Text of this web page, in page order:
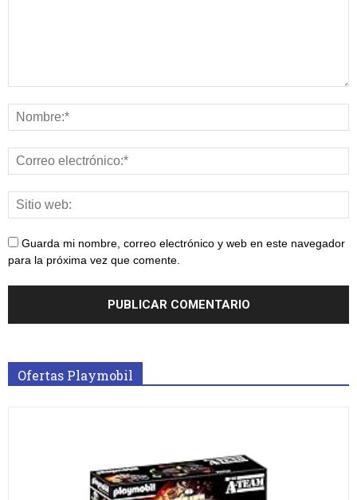
Guarda mi nombre, correo electrónico y web en este navegador
para la próxima vez que comente.
Ofertas Playmobil